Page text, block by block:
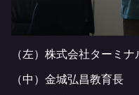
（左）株式会社ターミ
（中）金城弘昌教育長